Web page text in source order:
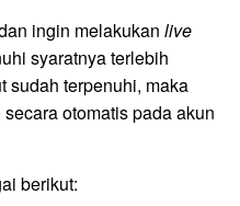
ingin melakukan live
syaratnya terlebih
sudah terpenuhi, maka
otomatis pada akun
berikut: